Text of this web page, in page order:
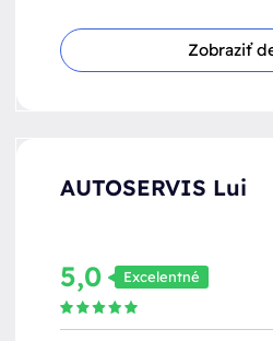
Zobraziť
AUTOSERVIS Lui
5,0 Excelentné